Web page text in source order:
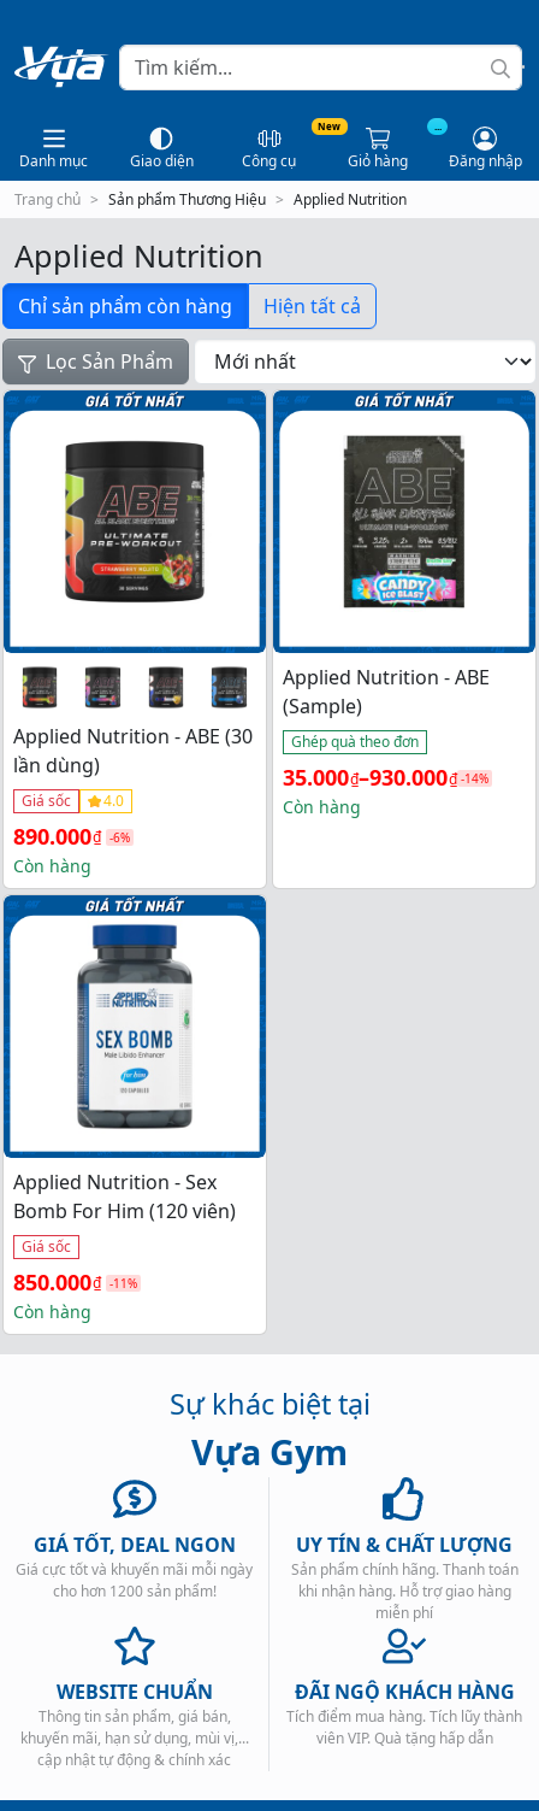
Danh mục Giao diện
New
Công cụ
...
Giỏ hàng
Đăng nhập
Trang chủ
Sản phẩm Thương Hiệu Applied Nutrition
Applied Nutrition
Chỉ sản phẩm còn hàng Hiện tất cả
Lọc Sản Phẩm
Applied Nutrition - ABE (30
lần dùng)
Giá sốc 4.0
Giá
gốc
là:
950.000₫.
890.000₫
Giá
hiện
tại
là:
890.000₫.
-6%
Còn hàng
Applied Nutrition - ABE
(Sample)
Ghép quà theo đơn
35.000₫–930.000₫
Khoảng
giá:
-14%
Còn hàng
Applied Nutrition - Sex
Bomb For Him (120 viên)
Giá sốc
Giá
gốc
850.000₫
Giá
hiện
-11%
Còn hàng
Sự khác biệt tại
Vựa Gym
GIÁ TỐT, DEAL NGON
Giá cực tốt và khuyến mãi mỗi ngày
cho hơn 1200 sản phẩm!
UY TÍN & CHẤT LƯỢNG
Sản phẩm chính hãng. Thanh toán
khi nhận hàng. Hỗ trợ giao hàng
miễn phí
WEBSITE CHUẨN
Thông tin sản phẩm, giá bán,
khuyến mãi, hạn sử dụng, mùi vị,...
cập nhật tự động & chính xác
ĐÃI NGỘ KHÁCH HÀNG
Tích điểm mua hàng. Tích lũy thành
viên VIP. Quà tặng hấp dẫn